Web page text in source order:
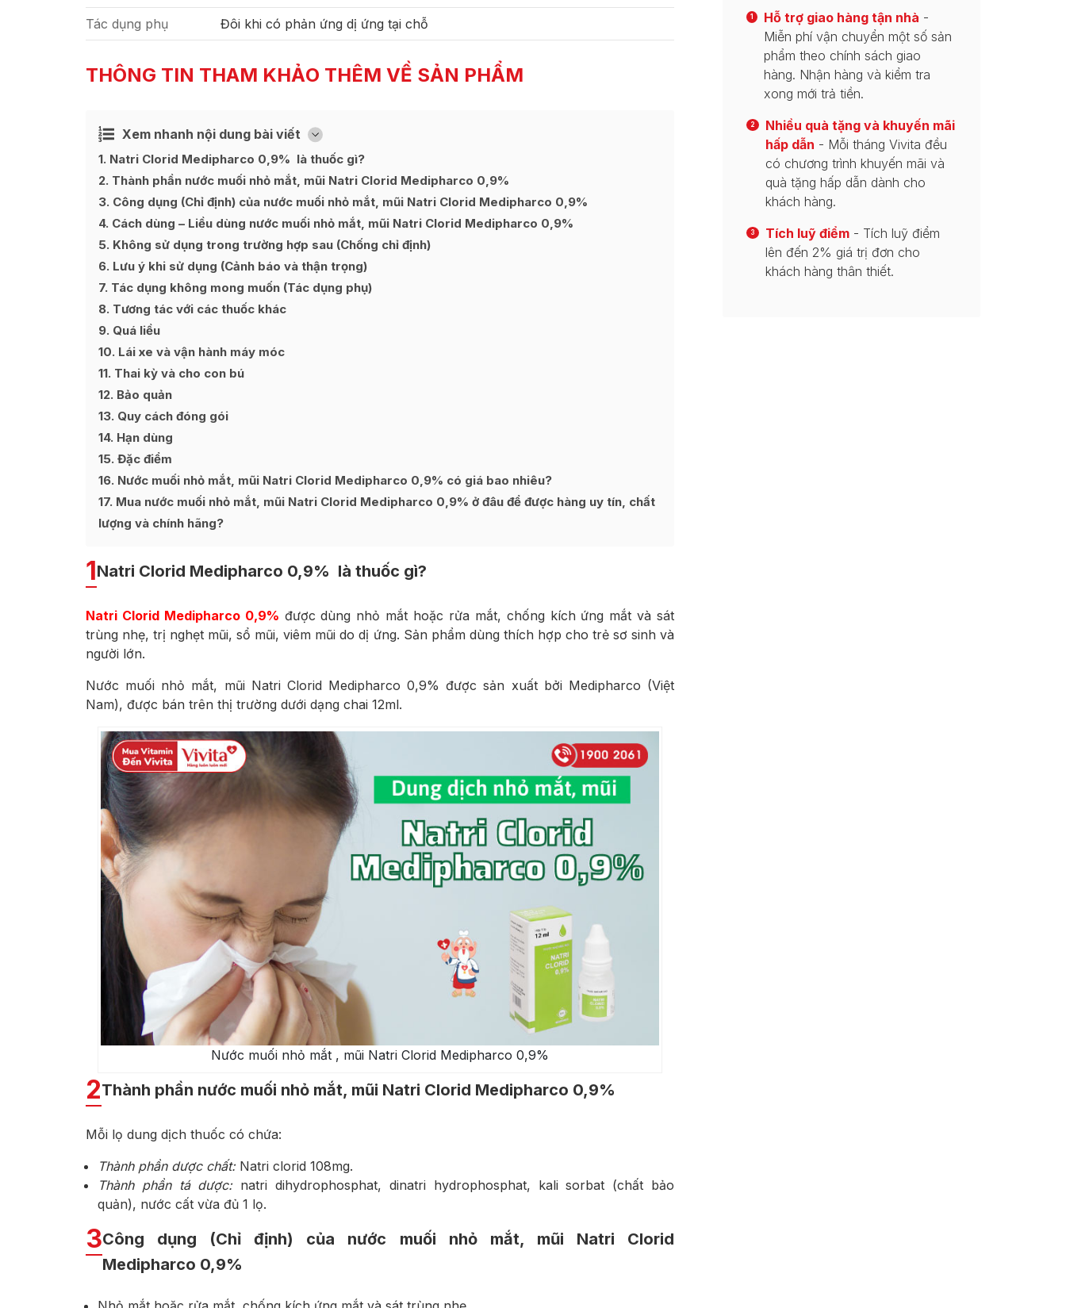
Tác dụng phụ Đôi khi có phản ứng dị ứng tại chỗ
THÔNG TIN THAM KHẢO THÊM VỀ SẢN PHẨM
Xem nhanh nội dung bài viết [
Ẩn
1 Natri Clorid Medipharco 0,9% là thuốc gì?
2 Thành phần nước muối nhỏ mắt, mũi Natri Clorid Medipharco 0,9%
3 Công dụng (Chỉ định) của nước muối nhỏ mắt, mũi Natri Clorid Medipharco 0,9%
4 Cách dùng – Liều dùng nước muối nhỏ mắt, mũi Natri Clorid Medipharco 0,9%
5 Không sử dụng trong trường hợp sau (Chống chỉ định)
6 Lưu ý khi sử dụng (Cảnh báo và thận trọng)
7 Tác dụng không mong muốn (Tác dụng phụ)
8 Tương tác với các thuốc khác
9 Quá liều
10 Lái xe và vận hành máy móc
11 Thai kỳ và cho con bú
12 Bảo quản
13 Quy cách đóng gói
14 Hạn dùng
15 Đặc điểm
16 Nước muối nhỏ mắt, mũi Natri Clorid Medipharco 0,9% có giá bao nhiêu?
17 Mua nước muối nhỏ mắt, mũi Natri Clorid Medipharco 0,9% ở đâu để được hàng uy tín, chất
lượng và chính hãng?
1Natri Clorid Medipharco 0,9% là thuốc gì?
Natri Clorid Medipharco 0,9% được dùng nhỏ mắt hoặc rửa mắt, chống kích ứng mắt và sát
trùng nhẹ, trị nghẹt mũi, sổ mũi, viêm mũi do dị ứng. Sản phẩm dùng thích hợp cho trẻ sơ sinh và
người lớn.
Nước muối nhỏ mắt, mũi Natri Clorid Medipharco 0,9% được sản xuất bởi Medipharco (Việt
Nam), được bán trên thị trường dưới dạng chai 12ml.
Nước muối nhỏ mắt , mũi Natri Clorid Medipharco 0,9%
2Thành phần nước muối nhỏ mắt, mũi Natri Clorid Medipharco 0,9%
Mỗi lọ dung dịch thuốc có chứa:
Thành phần dược chất:Natri clorid 108mg.
Thành phần tá dược:natri dihydrophosphat, dinatri hydrophosphat, kali sorbat (chất bảo
quản), nước cất vừa đủ 1 lọ.
3Công dụng (Chỉ định) của nước muối nhỏ mắt, mũi Natri Clorid
Medipharco 0,9%
1 Hỗ trợ giao hàng tận nhà -
Miễn phí vận chuyển một số sản
phẩm theo chính sách giao
hàng. Nhận hàng và kiểm tra
xong mới trả tiền.
2
Nhiều quà tặng và khuyến mãi
hấp dẫn - Mỗi tháng Vivita đều
có chương trình khuyến mãi và
quà tặng hấp dẫn dành cho
khách hàng.
3 Tích luỹ điểm - Tích luỹ điểm
lên đến 2% giá trị đơn cho
khách hàng thân thiết.